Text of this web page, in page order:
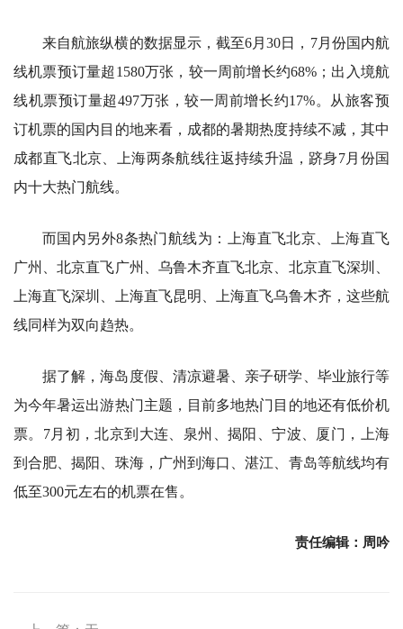
来自航旅纵横的数据显示，截至6月30日，7月份国内航
线机票预订量超1580万张，较一周前增长约68%；出入境航
线机票预订量超497万张，较一周前增长约17%。从旅客预
订机票的国内目的地来看，成都的暑期热度持续不减，其中
成都直飞北京、上海两条航线往返持续升温，跻身7月份国
内十大热门航线。
而国内另外8条热门航线为：上海直飞北京、上海直飞
广州、北京直飞广州、乌鲁木齐直飞北京、北京直飞深圳、
上海直飞深圳、上海直飞昆明、上海直飞乌鲁木齐，这些航
线同样为双向趋热。
据了解，海岛度假、清凉避暑、亲子研学、毕业旅行等
为今年暑运出游热门主题，目前多地热门目的地还有低价机
票。7月初，北京到大连、泉州、揭阳、宁波、厦门，上海
到合肥、揭阳、珠海，广州到海口、湛江、青岛等航线均有
低至300元左右的机票在售。
责任编辑：周吟